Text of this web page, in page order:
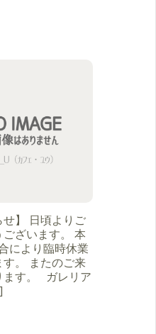
せ】 日頃よりご
ざいます。 本
により臨時休業
。 またのご来
ます。 ガレリア